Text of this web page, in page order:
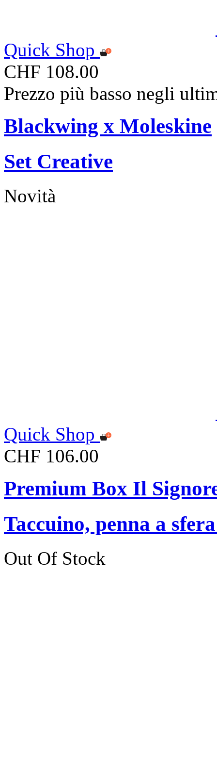
Quick Shop
CHF 108.00
Prezzo più basso negli
Blackwing x Moleskine
Set Creative
Novità
Quick Shop
CHF 106.00
Premium Box Il
Taccuino, penna a
Out Of Stock